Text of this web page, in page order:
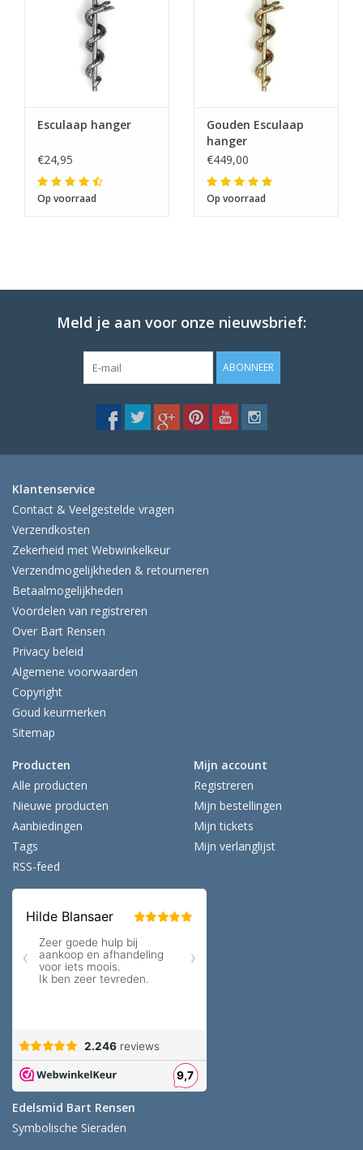
Esculaap hanger
€24,95
Op voorraad
Gouden Esculaap
hanger
€449,00
Op voorraad
Meld je aan voor onze nieuwsbrief:
ABONNEER
Klantenservice
Contact & Veelgestelde vragen
Verzendkosten
Zekerheid met Webwinkelkeur
Verzendmogelijkheden & retourneren
Betaalmogelijkheden
Voordelen van registreren
Over Bart Rensen
Privacy beleid
Algemene voorwaarden
Copyright
Goud keurmerken
Sitemap
Producten
Alle producten
Nieuwe producten
Aanbiedingen
Tags
RSS-feed
Mijn account
Registreren
Mijn bestellingen
Mijn tickets
Mijn verlanglijst
Edelsmid Bart Rensen
Symbolische Sieraden